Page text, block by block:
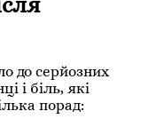
до серйозних
і біль, які
порад: